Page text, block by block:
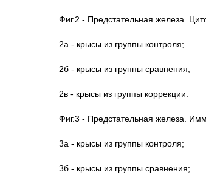
Фиг.2 - Предстательная железа.
2а - крысы из группы контроля;
2б - крысы из группы сравнения;
2в - крысы из группы коррекции.
Фиг.3 - Предстательная железа.
3а - крысы из группы контроля;
3б - крысы из группы сравнения;